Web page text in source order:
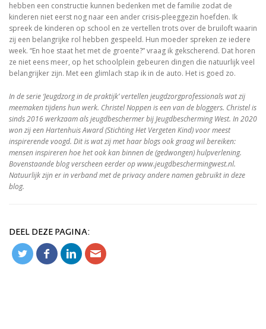
hebben een constructie kunnen bedenken met de familie zodat de
kinderen niet eerst nog naar een ander crisis-pleeggezin hoefden. Ik
spreek de kinderen op school en ze vertellen trots over de bruiloft waarin
zij een belangrijke rol hebben gespeeld. Hun moeder spreken ze iedere
week. “En hoe staat het met de groente?” vraag ik gekscherend. Dat horen
ze niet eens meer, op het schoolplein gebeuren dingen die natuurlijk veel
belangrijker zijn. Met een glimlach stap ik in de auto. Het is goed zo.
In de serie ‘Jeugdzorg in de praktijk’ vertellen jeugdzorgprofessionals wat zij
meemaken tijdens hun werk. Christel Noppen is een van de bloggers. Christel is
sinds 2016 werkzaam als jeugdbeschermer bij Jeugdbescherming West. In 2020
won zij een Hartenhuis Award (Stichting Het Vergeten Kind) voor meest
inspirerende voogd. Dit is wat zij met haar blogs ook graag wil bereiken:
mensen inspireren hoe het ook kan binnen de (gedwongen) hulpverlening.
Bovenstaande blog verscheen eerder op www.jeugdbeschermingwest.nl.
Natuurlijk zijn er in verband met de privacy andere namen gebruikt in deze
blog.
DEEL DEZE PAGINA: